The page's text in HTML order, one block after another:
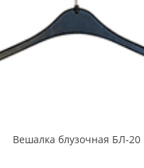
Вешалка блузочная БЛ-20